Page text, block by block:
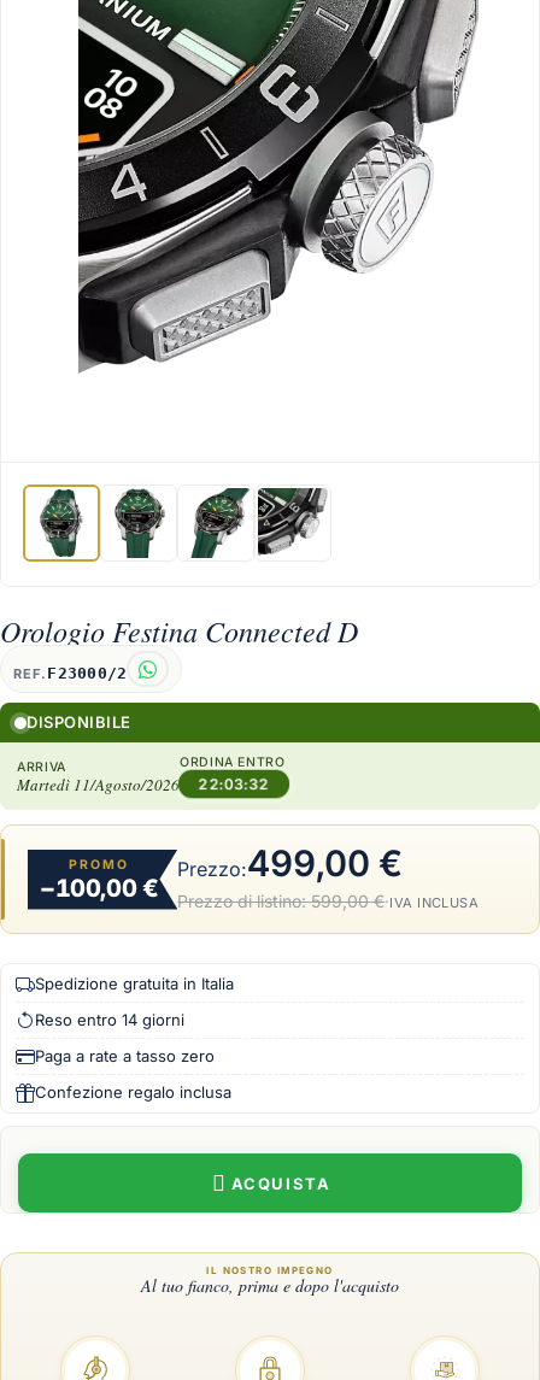
Orologio Festina Connected D
REF. F23000/2
DISPONIBILE
ARRIVA
Martedì 11/Agosto/2026
ORDINA ENTRO
22:03:31
PROMO
−100,00 €
Prezzo:499,00 €
Prezzo di listino:599,00 €·IVA INCLUSA
Spedizione gratuita in Italia
Reso entro 14 giorni
Paga a rate a tasso zero
Confezione regalo inclusa
ACQUISTA